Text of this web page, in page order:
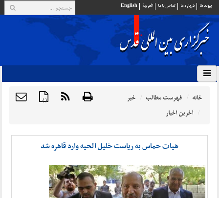
پيوند ها درباره ما تماس با ما العربية English
{ } خانه فهرست مطالب
خبر
آخرین اخبار
هیات حماس به ریاست خلیل الحیه وارد قاهره شد